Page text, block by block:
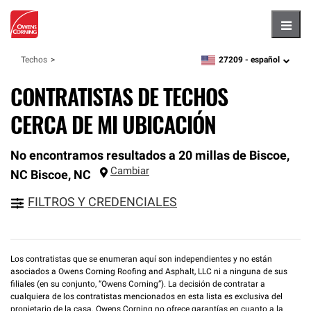
Techos zipcode,language
27209 - español
CONTRATISTAS DE TECHOS
CERCA DE MI UBICACIÓN
No encontramos resultados a 20 millas de Biscoe,
NC Biscoe, NC Cambiar
FILTROS Y CREDENCIALES
Los contratistas que se enumeran aquí son independientes y no están
asociados a Owens Corning Roofing and Asphalt, LLC ni a ninguna de sus
filiales (en su conjunto, “Owens Corning”). La decisión de contratar a
cualquiera de los contratistas mencionados en esta lista es exclusiva del